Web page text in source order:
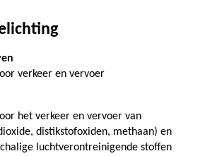
verkeer en vervoer
het verkeer en vervoer van
distikstofoxiden, methaan) en
luchtverontreinigende stoffen